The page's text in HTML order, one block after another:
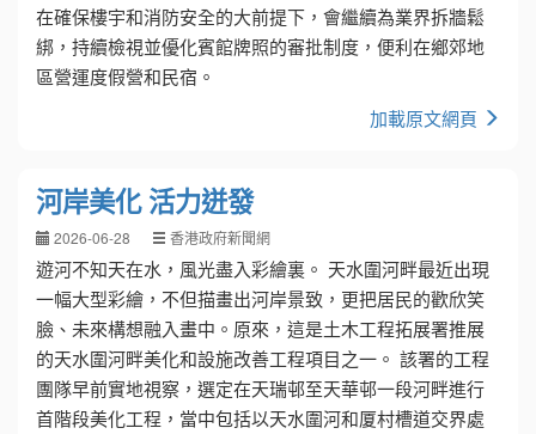
在確保樓宇和消防安全的大前提下，會繼續為業界拆牆鬆
綁，持續檢視並優化賓館牌照的審批制度，便利在鄉郊地
區營運度假營和民宿。
加載原文網頁
河岸美化 活力迸發
2026-06-28 香港政府新聞網
遊河不知天在水，風光盡入彩繪裏。 天水圍河畔最近出現
一幅大型彩繪，不但描畫出河岸景致，更把居民的歡欣笑
臉、未來構想融入畫中。原來，這是土木工程拓展署推展
的天水圍河畔美化和設施改善工程項目之一。 該署的工程
團隊早前實地視察，選定在天瑞邨至天華邨一段河畔進行
首階段美化工程，當中包括以天水圍河和厦村槽道交界處